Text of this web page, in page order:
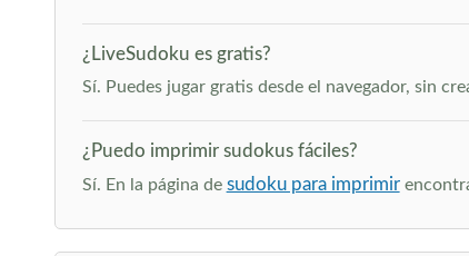
¿LiveSudoku es gratis?
Sí. Puedes jugar gratis desde el navegador, sin
¿Puedo imprimir sudokus fáciles?
Sí. En la página de sudoku para imprimir